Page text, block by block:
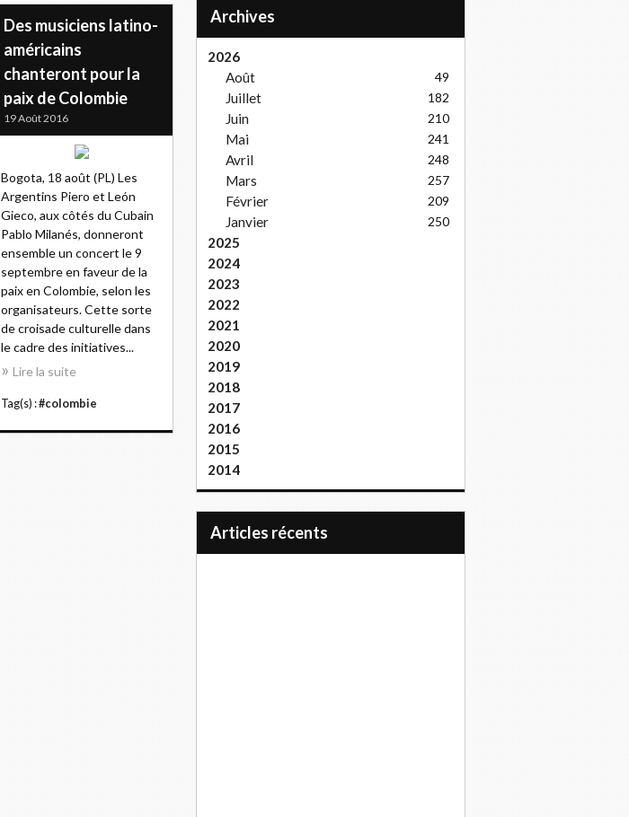
Des musiciens latino-
américains
chanteront pour la
paix de Colombie
19 Août 2016
Bogota, 18 août (PL) Les
Argentins Piero et León
Gieco, aux côtés du Cubain
Pablo Milanés, donneront
ensemble un concert le 9
septembre en faveur de la
paix en Colombie, selon les
organisateurs. Cette sorte
de croisade culturelle dans
le cadre des initiatives...
Lire la suite
Tag(s) :#colombie
Archives
2026
Août
49
Juillet 182
Juin 210
Mai 241
Avril 248
Mars 257
Février 209
Janvier 250
2025
2024
2023
2022
2021
2020
2019
2018
2017
2016
2015
2014
articles récents